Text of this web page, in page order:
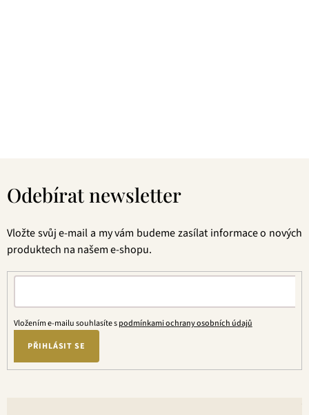
Odebírat newsletter
Vložte svůj e-mail a my vám budeme zasílat informace o nových
produktech na našem e-shopu.
Vložením e-mailu souhlasíte spodmínkami ochrany osobních údajů
PŘIHLÁSIT SE